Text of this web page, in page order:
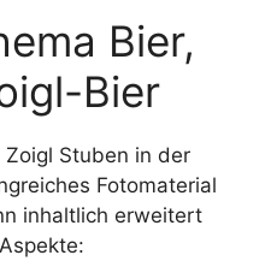
Bier,
Bier
Stuben in der
Fotomaterial
inhaltlich erweitert